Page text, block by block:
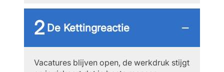
De Kettingreactie
Vacatures blijven open, de werkdruk stijgt